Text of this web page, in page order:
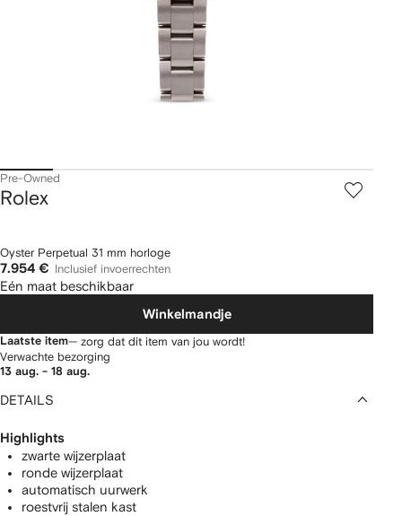
Pre-Owned
Rolex
Oyster Perpetual 31 mm horloge
7.954 € Inclusief invoerrechten
Eén maat beschikbaar
Winkelmandje
Laatste item— zorg dat dit item van jou wordt!
Verwachte bezorging
13 aug. - 18 aug.
DETAILS
Highlights
zwarte wijzerplaat
ronde wijzerplaat
automatisch uurwerk
roestvrij stalen kast